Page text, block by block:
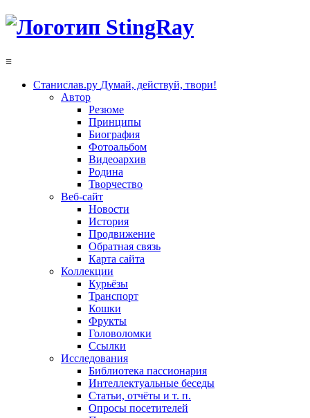
≡
Станислав.ру Думай, действуй, твори!
Автор
Резюме
Принципы
Биография
Фотоальбом
Видеоархив
Родина
Творчество
Веб-сайт
Новости
История
Продвижение
Обратная связь
Карта сайта
Коллекции
Курьёзы
Транспорт
Кошки
Фрукты
Головоломки
Ссылки
Исследования
Библиотека пассионария
Интеллектуальные беседы
Статьи, отчёты и т. п.
Опросы посетителей